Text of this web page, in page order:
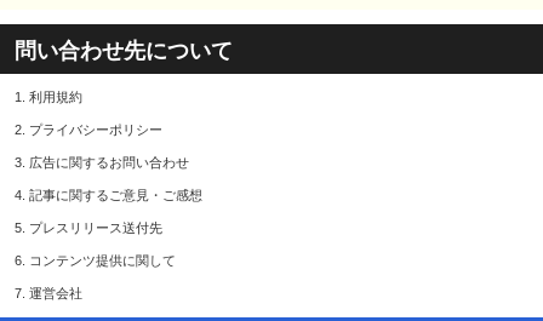
問い合わせ先について
1. 利用規約
2. プライバシーポリシー
3. 広告に関するお問い合わせ
4. 記事に関するご意見・ご感想
5. プレスリリース送付先
6. コンテンツ提供に関して
7. 運営会社